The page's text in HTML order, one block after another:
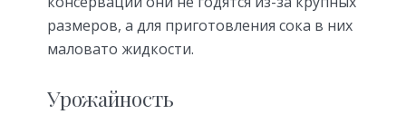
размеров, а для приготовления сока в них
маловато жидкости.
Урожайность